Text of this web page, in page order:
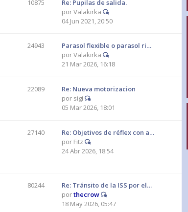
10875
Re: Pupilas de salida.
porValakirka
04 Jun 2021, 20:50
24943
Parasol flexible o parasol ri…
porValakirka
21 Mar 2026, 16:18
22089
Re: Nueva motorizacion
por sigi
05 Mar 2026, 18:01
27140
Re: Objetivos de réflex con a…
por Fitz
24 Abr 2026, 18:54
80244
Re: Tránsito de la ISS por el…
porthecrow
18 May 2026, 05:47